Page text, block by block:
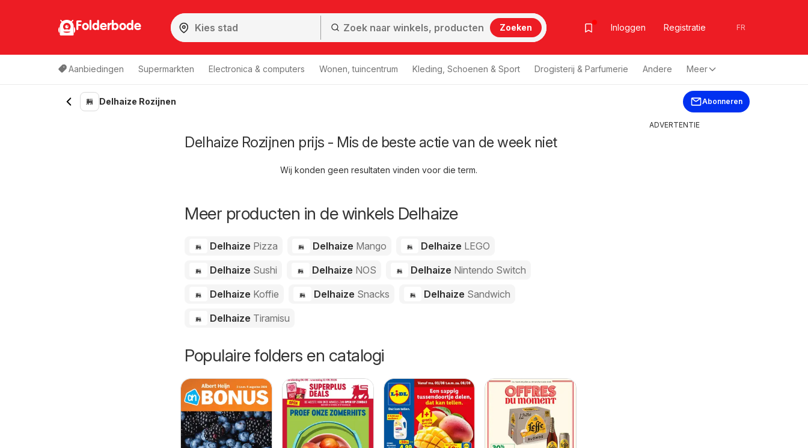
Folderbode Zoeken Inloggen Registratie FR
Aanbiedingen Supermarkten Electronica & computers Wonen, tuincentrum Kleding, Schoenen & Sport Drogisterij & Parfumerie Andere Meer
Delhaize Rozijnen Abonneren
Delhaize Rozijnen prijs - Mis de beste actie van de week niet
Wij konden geen resultaten vinden voor die term.
Meer producten in de winkels Delhaize
Delhaize Pizza Delhaize Mango Delhaize LEGO
Delhaize Sushi Delhaize NOS Delhaize Nintendo Switch
Delhaize Koffie Delhaize Snacks Delhaize Sandwich
Delhaize Tiramisu
Populaire folders en catalogi
ADVERTENTIE